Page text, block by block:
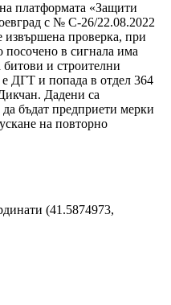
платформата «Защити
с № С-26/22.08.2022
извършена проверка, при
посочено в сигнала има
битови и строителни
ДГТ и попада в отдел 364
Дадени са
бъдат предприети мерки
на повторно
(41.5874973,